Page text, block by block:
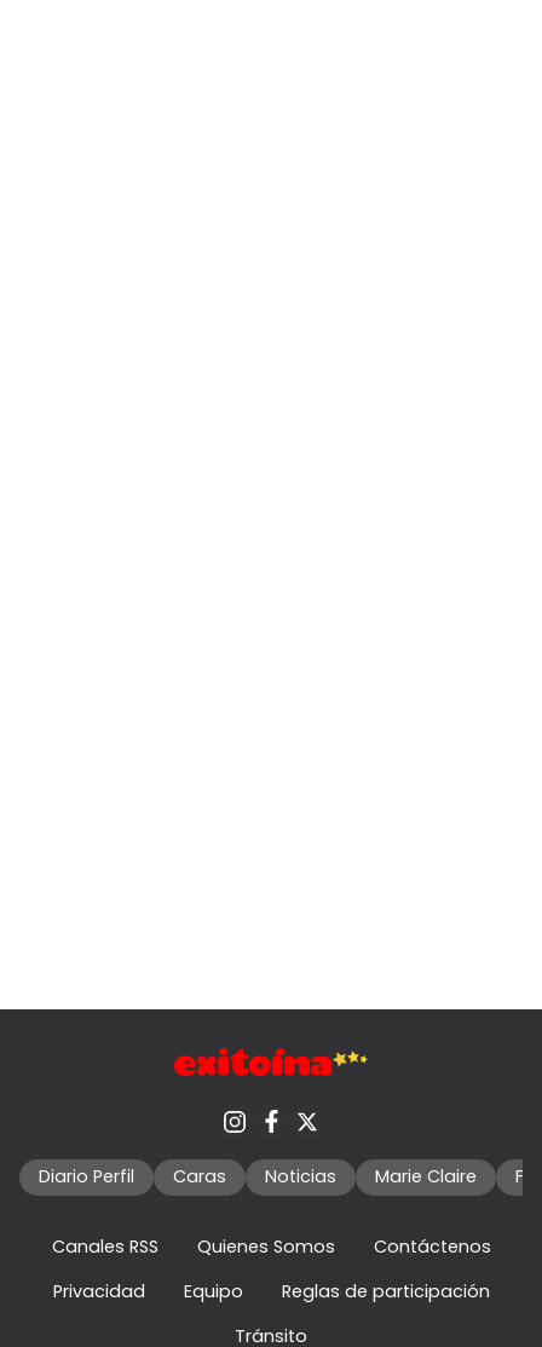
Diario Perfil Caras Noticias Marie Claire
Canales RSS Quienes Somos
Contáctenos
Privacidad
Equipo
Reglas de participación
Tránsito